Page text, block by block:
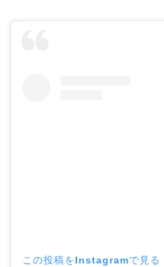
この投稿をInstagramで見る